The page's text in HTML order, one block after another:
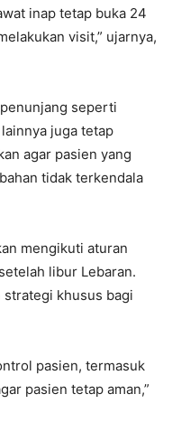
inap tetap buka 24
visit,” ujarnya,
seperti
juga tetap
agar pasien yang
tidak terkendala
mengikuti aturan
libur Lebaran.
strategi khusus bagi
pasien, termasuk
pasien tetap aman,”